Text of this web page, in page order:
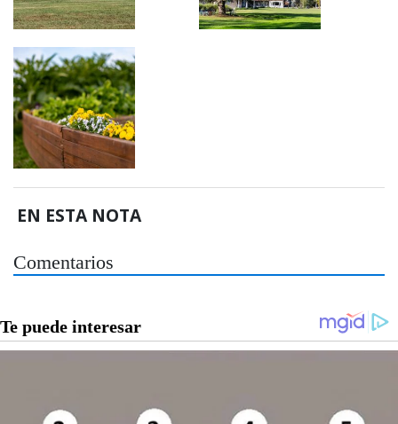
EN ESTA NOTA
Comentarios